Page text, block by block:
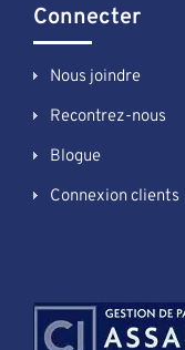
Connecter
Nous joindre
Recontrez-nous
Blogue
Connexion clients